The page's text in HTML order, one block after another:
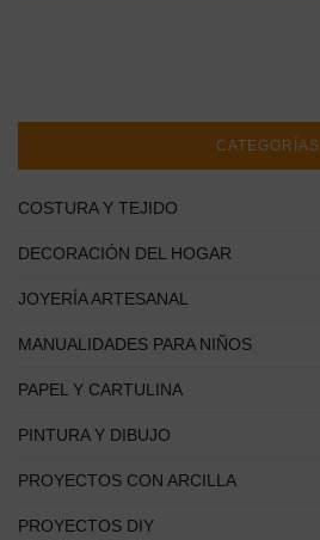
CATEGORÍAS
COSTURA Y TEJIDO
DECORACIÓN DEL HOGAR
JOYERÍA ARTESANAL
MANUALIDADES PARA NIÑOS
PAPEL Y CARTULINA
PINTURA Y DIBUJO
PROYECTOS CON ARCILLA
PROYECTOS DIY